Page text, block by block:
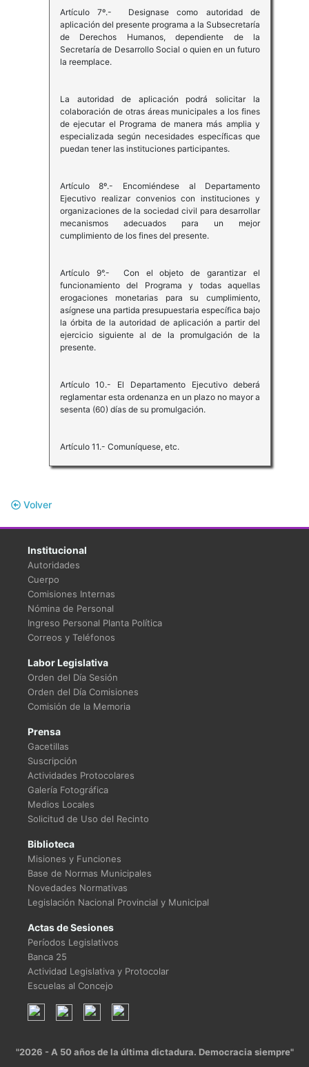
Artículo 7º.- Designase como autoridad de
aplicación del presente programa a la Subsecretaría
de Derechos Humanos, dependiente de la
Secretaría de Desarrollo Social o quien en un futuro
la reemplace.
La autoridad de aplicación podrá solicitar la
colaboración de otras áreas municipales a los fines
de ejecutar el Programa de manera más amplia y
especializada según necesidades específicas que
puedan tener las instituciones participantes.
Artículo 8º.- Encomiéndese al Departamento
Ejecutivo realizar convenios con instituciones y
organizaciones de la sociedad civil para desarrollar
mecanismos adecuados para un mejor
cumplimiento de los fines del presente.
Artículo 9°.- Con el objeto de garantizar el
funcionamiento del Programa y todas aquellas
erogaciones monetarias para su cumplimiento,
asígnese una partida presupuestaria específica bajo
la órbita de la autoridad de aplicación a partir del
ejercicio siguiente al de la promulgación de la
presente.
Artículo 10.- El Departamento Ejecutivo deberá
reglamentar esta ordenanza en un plazo no mayor a
sesenta (60) días de su promulgación.
Artículo 11.- Comuníquese, etc.
Volver
Institucional
Autoridades
Cuerpo
Comisiones Internas
Nómina de Personal
Ingreso Personal Planta Política
Correos y Teléfonos
Labor Legislativa
Orden del Día Sesión
Orden del Día Comisiones
Comisión de la Memoria
Prensa
Gacetillas
Suscripción
Actividades Protocolares
Galería Fotográfica
Medios Locales
Solicitud de Uso del Recinto
Biblioteca
Misiones y Funciones
Base de Normas Municipales
Novedades Normativas
Legislación Nacional Provincial y Municipal
Actas de Sesiones
Períodos Legislativos
Banca 25
Actividad Legislativa y Protocolar
Escuelas al Concejo
"2026 - A 50 años de la última dictadura. Democracia siempre"